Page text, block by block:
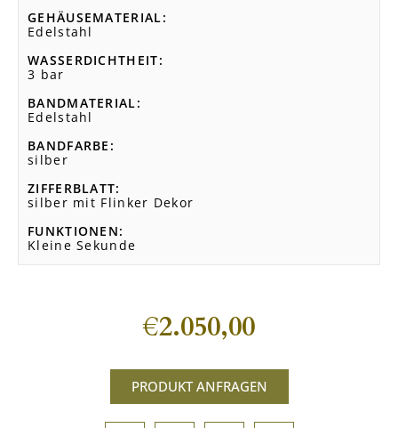
GEHÄUSEMATERIAL
Edelstahl
WASSERDICHTHEIT
3 bar
BANDMATERIAL
Edelstahl
BANDFARBE
silber
ZIFFERBLATT
silber mit Flinker Dekor
FUNKTIONEN
Kleine Sekunde
€2.050,00
PRODUKT ANFRAGEN